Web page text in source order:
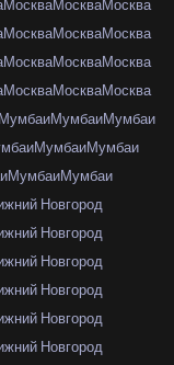
МоскваМоскваМосква
МоскваМоскваМосква
МоскваМоскваМосква
МоскваМоскваМосква
МумбаиМумбаи
МумбаиМумбаи
МумбаиМумбаи
Новгород
Новгород
Новгород
Новгород
Новгород
Новгород